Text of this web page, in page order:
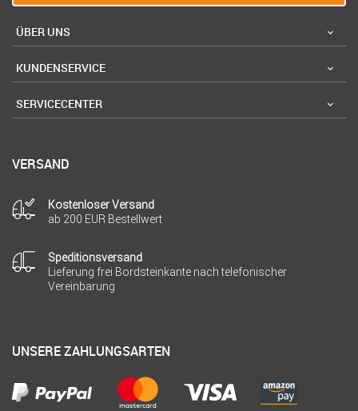
ÜBER UNS
KUNDENSERVICE
SERVICECENTER
VERSAND
Kostenloser Versand
ab 200 EUR Bestellwert
Speditionsversand
Lieferung frei Bordsteinkante nach telefonischer
Vereinbarung
UNSERE ZAHLUNGSARTEN